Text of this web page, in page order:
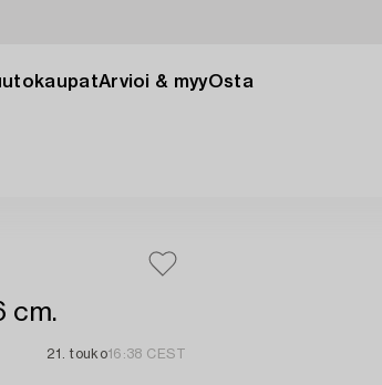
Arvioi & myyOsta
cm.
21. touko16:38 CEST